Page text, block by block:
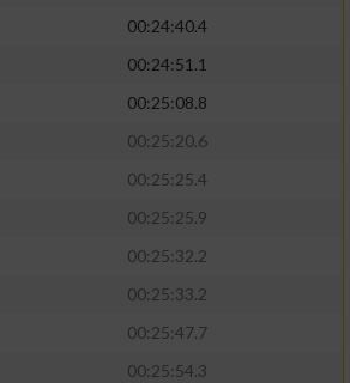
00:24:40.4
00:24:51.1
00:25:08.8
00:25:20.6
00:25:25.4
00:25:25.9
00:25:32.2
00:25:33.2
00:25:47.7
00:25:54.3